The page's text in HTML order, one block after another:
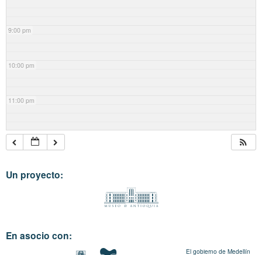
9:00 pm
10:00 pm
11:00 pm
Un proyecto:
En asocio con:
El gobierno de Medellín